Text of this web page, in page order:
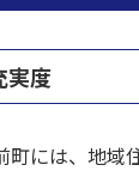
実度
町には、地域